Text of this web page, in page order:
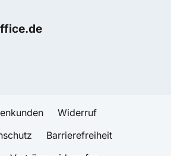
Widerruf
Barrierefreiheit